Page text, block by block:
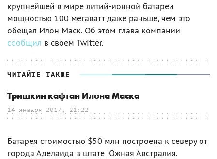
крупнейшей в мире литий-ионной батареи
мощностью 100 мегаватт даже раньше, чем это
обещал Илон Маск. Об этом глава компании
сообщил в своем Twitter.
ЧИТАЙТЕ ТАКЖЕ
Тришкин кафтан Илона Маска
14 января 2017, 21:22
Батарея стоимостью $50 млн построена к северу от
города Аделаида в штате Южная Австралия.